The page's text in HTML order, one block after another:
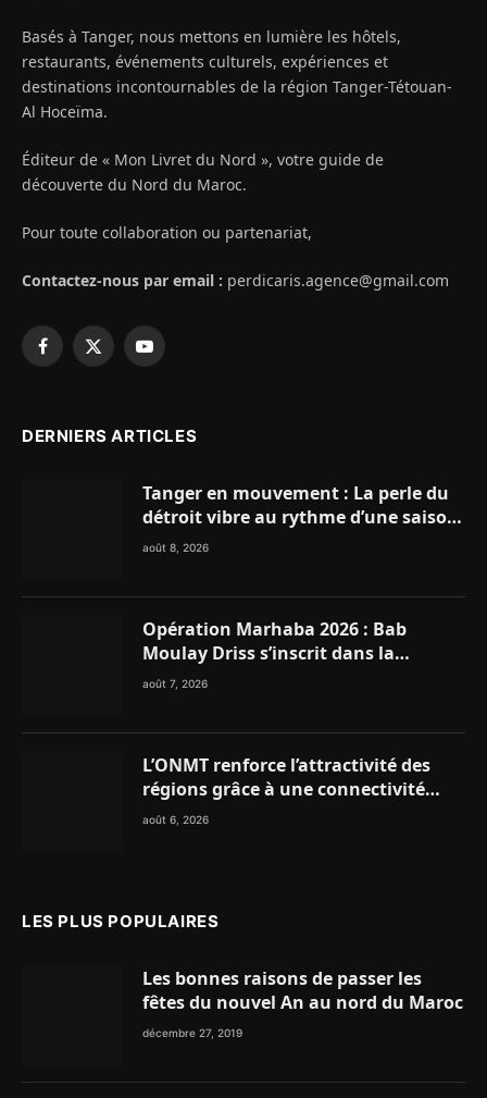
Basés à Tanger, nous mettons en lumière les hôtels,
restaurants, événements culturels, expériences et
destinations incontournables de la région Tanger-Tétouan-
Al Hoceïma.
Éditeur de « Mon Livret du Nord », votre guide de
découverte du Nord du Maroc.
Pour toute collaboration ou partenariat,
Contactez-nous par email : perdicaris.agence@gmail.com
Facebook
X
YouTube
DERNIERS ARTICLES
Tanger en mouvement : La perle du
détroit vibre au rythme d’une saison
estivale record !
août 8, 2026
Opération Marhaba 2026 : Bab
Moulay Driss s’inscrit dans la
dynamique nationale en faveur des
août 7, 2026
L’ONMT renforce l’attractivité des
régions grâce à une connectivité
aérienne historique de Ryanair
août 6, 2026
LES PLUS POPULAIRES
Les bonnes raisons de passer les
fêtes du nouvel An au nord du Maroc
décembre 27, 2019